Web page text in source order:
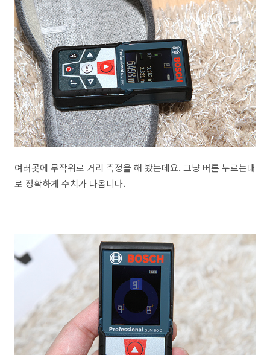
여러곳에 무작위로 거리 측정을 해 봤는데요. 그냥 버튼 누르는대
로 정확하게 수치가 나옵니다.